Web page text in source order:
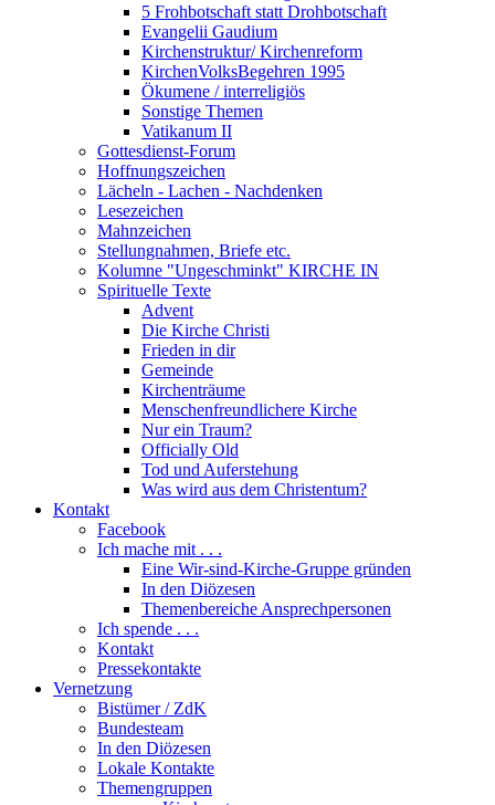
5 Frohbotschaft statt Drohbotschaft
Evangelii Gaudium
Kirchenstruktur/ Kirchenreform
KirchenVolksBegehren 1995
Ökumene / interreligiös
Sonstige Themen
Vatikanum II
Gottesdienst-Forum
Hoffnungszeichen
Lächeln - Lachen - Nachdenken
Lesezeichen
Mahnzeichen
Stellungnahmen, Briefe etc.
Kolumne "Ungeschminkt" KIRCHE IN
Spirituelle Texte
Advent
Die Kirche Christi
Frieden in dir
Gemeinde
Kirchenträume
Menschenfreundlichere Kirche
Nur ein Traum?
Officially Old
Tod und Auferstehung
Was wird aus dem Christentum?
Kontakt
Facebook
Ich mache mit . . .
Eine Wir-sind-Kirche-Gruppe gründen
In den Diözesen
Themenbereiche Ansprechpersonen
Ich spende . . .
Kontakt
Pressekontakte
Vernetzung
Bistümer / ZdK
Bundesteam
In den Diözesen
Lokale Kontakte
Themengruppen